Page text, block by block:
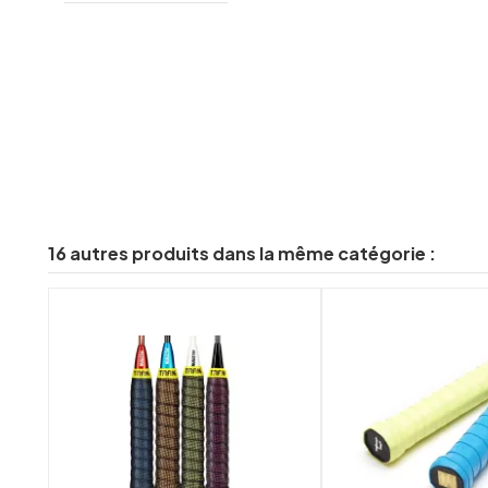
16 autres produits dans la même catégorie :